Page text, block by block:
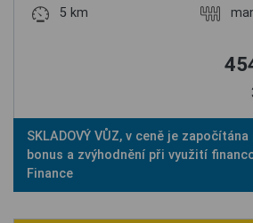
5 km
SKLADOVÝ VŮZ, v ceně je
bonus a zvýhodnění při využití
Finance